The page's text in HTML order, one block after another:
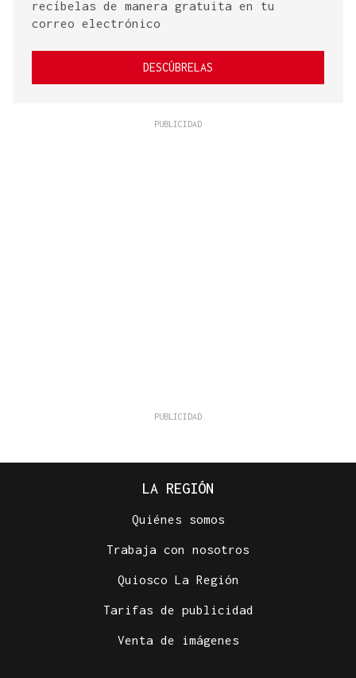
recíbelas de manera gratuita en tu
correo electrónico
DESCÚBRELAS
LA REGIÓN
Quiénes somos
Trabaja con nosotros
Quiosco La Región
Tarifas de publicidad
Venta de imágenes